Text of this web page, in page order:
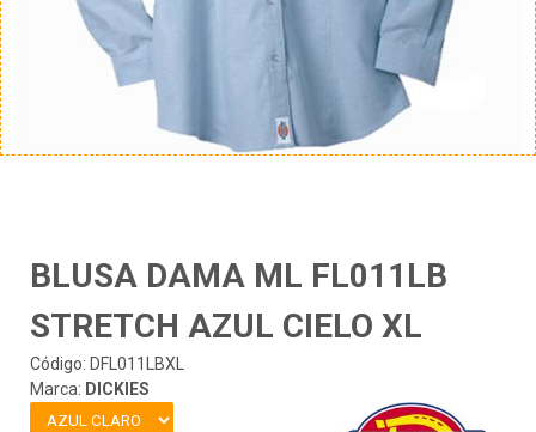
BLUSA DAMA ML FL011LB
STRETCH AZUL CIELO XL
Código: DFL011LBXL
Marca: DICKIES